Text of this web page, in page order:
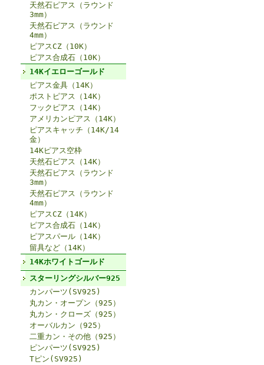
天然石ピアス（ラウンド
3mm）
天然石ピアス（ラウンド
4mm）
ピアスCZ（10K）
ピアス合成石（10K）
14Kイエローゴールド
ピアス金具（14K）
ポストピアス（14K）
フックピアス（14K）
アメリカンピアス（14K）
ピアスキャッチ（14K/14
金）
14Kピアス空枠
天然石ピアス（14K）
天然石ピアス（ラウンド
3mm）
天然石ピアス（ラウンド
4mm）
ピアスCZ（14K）
ピアス合成石（14K）
ピアスパール（14K）
留具など（14K）
14Kホワイトゴールド
スターリングシルバー925
カンパーツ(SV925)
丸カン・オープン（925）
丸カン・クローズ（925）
オーバルカン（925）
二重カン・その他（925）
ピンパーツ(SV925)
Tピン(SV925)